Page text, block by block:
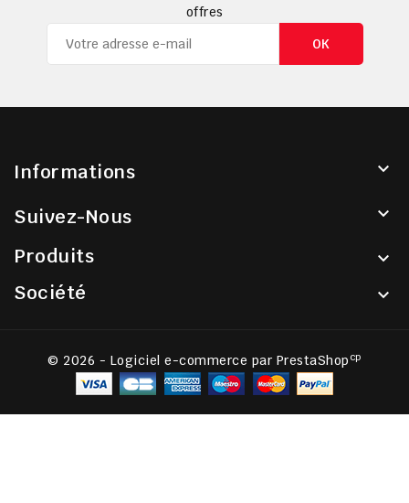
offres
Informations 
Suivez-Nous 
Produits 
Société 
© 2026 - Logiciel e-commerce par PrestaShop cp